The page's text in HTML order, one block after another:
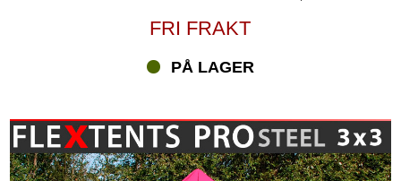
FRI FRAKT
PÅ LAGER